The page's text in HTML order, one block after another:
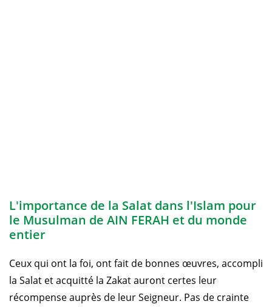
L'importance de la Salat dans l'Islam pour
le Musulman de AIN FERAH et du monde
entier
Ceux qui ont la foi, ont fait de bonnes œuvres, accompli
la Salat et acquitté la Zakat auront certes leur
récompense auprès de leur Seigneur. Pas de crainte